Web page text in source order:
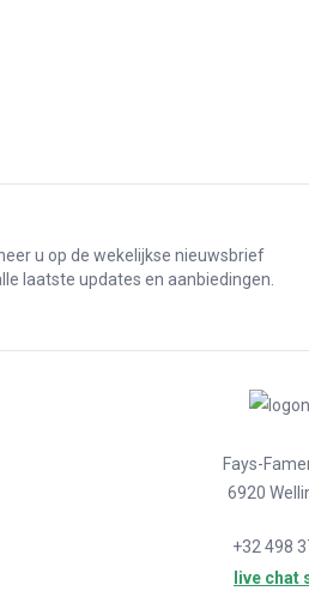
u op de wekelijkse nieuwsbrief
laatste updates en aanbiedingen.
Fays-
6920
+32 498
live chat